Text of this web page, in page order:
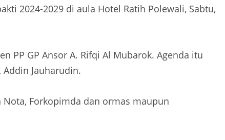
2024-2029 di aula Hotel Ratih Polewali, Sabtu,
PP GP Ansor A. Rifqi Al Mubarok. Agenda itu
Jauharudin.
Forkopimda dan ormas maupun